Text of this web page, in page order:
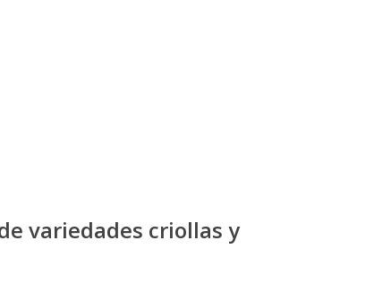
variedades criollas y